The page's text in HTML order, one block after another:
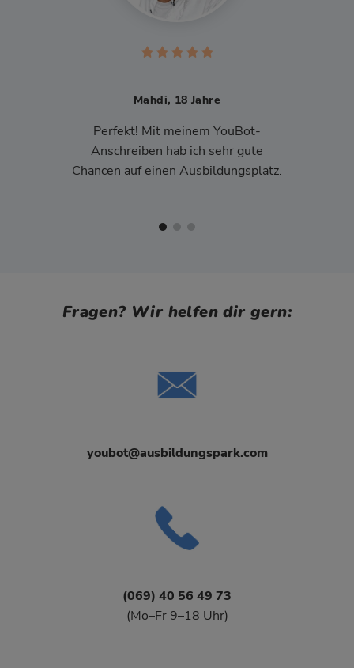
Mahdi, 18 Jahre
Perfekt! Mit meinem YouBot-
Anschreiben hab ich sehr gute
Chancen auf einen Ausbildungsplatz.
Fragen? Wir helfen dir gern:
youbot@ausbildungspark.com
(069) 40 56 49 73
(Mo–Fr 9–18 Uhr)